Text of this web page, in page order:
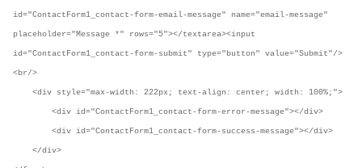
id="ContactForm1_contact-form-email-message" name="email-message"
placeholder="Message *" rows="5"></textarea><input
id="ContactForm1_contact-form-submit" type="button" value="Submit"/>
<br/>
<div style="max-width: 222px; text-align: center; width: 100%;">
<div id="ContactForm1_contact-form-error-message"></div>
<div id="ContactForm1_contact-form-success-message"></div>
</div>